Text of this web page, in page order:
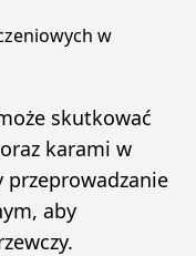
w
skutkować
karami w
aby